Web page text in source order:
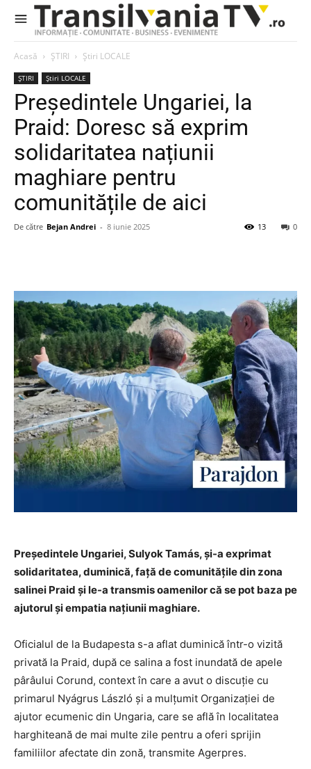
Acasă ȘTIRI Știri LOCALE
ȘTIRI Știri LOCALE
Președintele Ungariei, la
Praid: Doresc să exprim
solidaritatea națiunii
maghiare pentru
comunitățile de aici
De către Bejan Andrei - 8 iunie 2025 0
13
Președintele Ungariei, Sulyok Tamás, și-a exprimat
solidaritatea, duminică, față de comunitățile din zona
salinei Praid și le-a transmis oamenilor că se pot baza pe
ajutorul și empatia națiunii maghiare.
Oficialul de la Budapesta s-a aflat duminică într-o vizită
privată la Praid, după ce salina a fost inundată de apele
pârâului Corund, context în care a avut o discuție cu
primarul Nyágrus László și a mulțumit Organizației de
ajutor ecumenic din Ungaria, care se află în localitatea
harghiteană de mai multe zile pentru a oferi sprijin
familiilor afectate din zonă, transmite Agerpres.